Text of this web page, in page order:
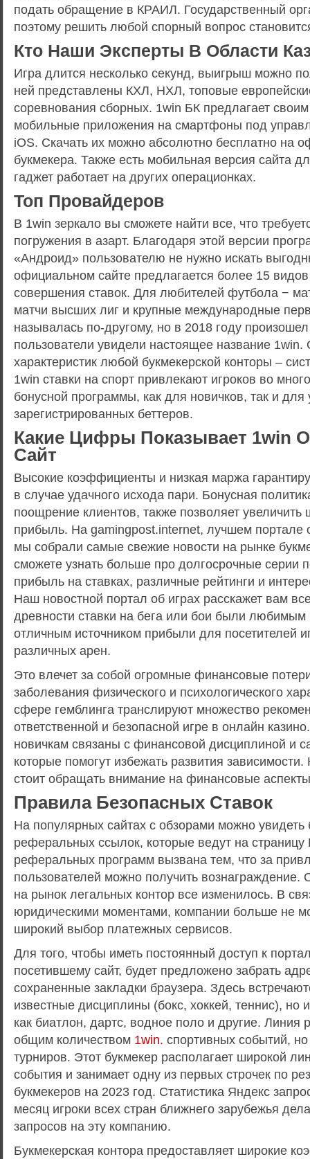
подать обращение в КРАИЛ. Государственный
поэтому решить любой спорный вопрос
Кто Наши Эксперты В Области
Игра длится несколько секунд, выигрыш можно
ней представлены КХЛ, НХЛ, топовые
соревнования сборных. 1win БК предлагает
мобильные приложения на смартфоны под
iOS. Скачать их можно абсолютно бесплатно на
букмекера. Также есть мобильная версия сайта
гаджет работает на других операционках.
Топ Провайдеров
В 1win зеркало вы сможете найти все, что
погружения в азарт. Благодаря этой версии
«Андроид» пользователю не нужно искать
официальном сайте предлагается более 15
совершения ставок. Для любителей футбола −
матчи высших лиг и крупные международные
называлась по-другому, но в 2018 году
пользователи увидели настоящее название
характеристик любой букмекерской конторы –
1win ставки на спорт привлекают игроков во
бонусной программы, как для новичков, так и для
зарегистрированных беттеров.
Какие Цифры Показывает 1win
Сайт
Высокие коэффициенты и низкая маржа
в случае удачного исхода пари. Бонусная
поощрение клиентов, также позволяет
прибыль. На gamingpost.internet, лучшем портале
мы собрали самые свежие новости на рынке
сможете узнать больше про долгосрочные серии
прибыль на ставках, различные рейтинги и
Наш новостной портал об играх расскажет вам
древности ставки на бега или бои были любимым
отличным источником прибыли для посетителей
различных арен.
Это влечет за собой огромные финансовые
заболевания физического и психологического
сфере гемблинга транслируют множество
ответственной и безопасной игре в онлайн
новичкам связаны с финансовой дисциплиной и
которые помогут избежать развития зависимости.
стоит обращать внимание на финансовые
Правила Безопасных Ставок
На популярных сайтах с обзорами можно увидеть
реферальных ссылок, которые ведут на
реферальных программ вызвана тем, что за
пользователей можно получить вознаграждение.
на рынок легальных контор все изменилось. В
юридическими моментами, компании больше не
широкий выбор платежных сервисов.
Для того, чтобы иметь постоянный доступ к
посетившему сайт, будет предложено забрать
сохраненные закладки браузера. Здесь
известные дисциплины (бокс, хоккей, теннис), но
как биатлон, дартс, водное поло и другие. Линия
общим количеством 1win. спортивных событий,
турниров. Этот букмекер располагает широкой
события и занимает одну из первых строчек по
букмекеров на 2023 год. Статистика Яндекс
месяц игроки всех стран ближнего зарубежья
запросов на эту компанию.
Букмекерская контора предоставляет широкие